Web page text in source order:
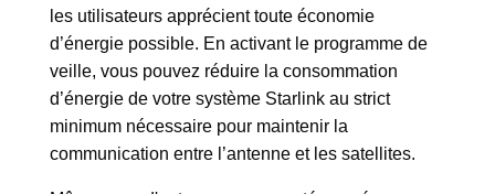
les utilisateurs apprécient toute économie
d’énergie possible. En activant le programme de
veille, vous pouvez réduire la consommation
d’énergie de votre système Starlink au strict
minimum nécessaire pour maintenir la
communication entre l’antenne et les satellites.